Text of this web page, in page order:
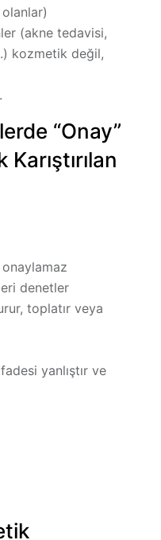
(akne tedavisi,
kozmetik değil,
“Onay”
denetler
toplatır veya
yanlıştır ve